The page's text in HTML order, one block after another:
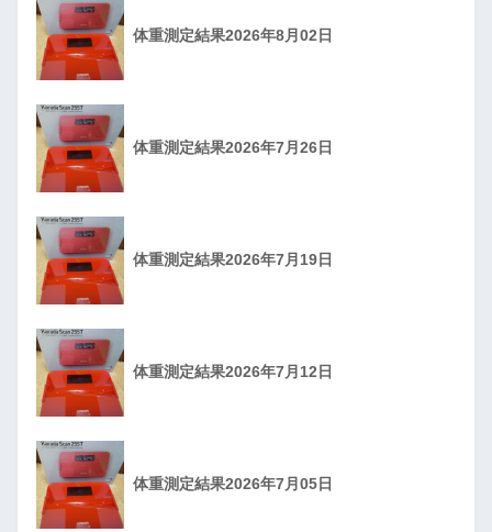
体重測定結果2026年8月02日
体重測定結果2026年7月26日
体重測定結果2026年7月19日
体重測定結果2026年7月12日
体重測定結果2026年7月05日